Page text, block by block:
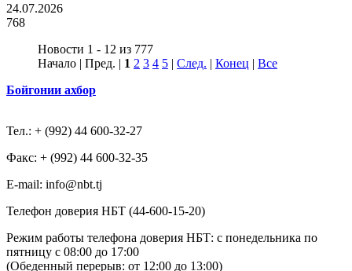
24.07.2026
768
Новости 1 - 12 из 777
Начало | Пред. | 1 2 3 4 5 | След. | Конец | Все
Бойгонии ахбор
Тел.: + (992) 44 600-32-27
Факс: + (992) 44 600-32-35
Е-mail: info@nbt.tj
Телефон доверия НБТ (44-600-15-20)
Режим работы телефона доверия НБТ: с понедельника по
пятницу с 08:00 до 17:00
(Обеденный перерыв: от 12:00 до 13:00)